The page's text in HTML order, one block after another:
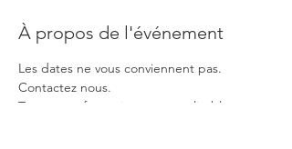
À propos de l'événement
Les dates ne vous conviennent pas.
Contactez nous.
Toutes nos formations sont réalisables en